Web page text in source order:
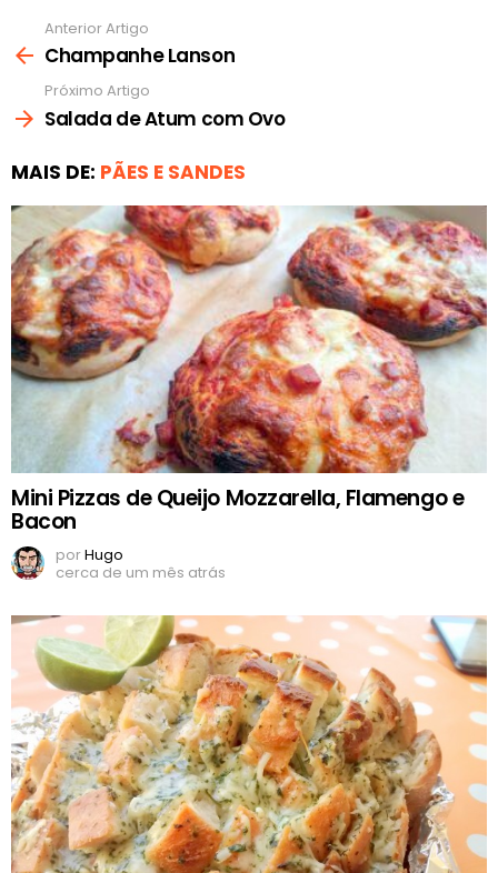
mais
Anterior Artigo
Champanhe Lanson
Próximo Artigo
Salada de Atum com Ovo
MAIS DE: PÃES E SANDES
Mini Pizzas de Queijo Mozzarella, Flamengo e
Bacon
porHugo
cerca de um mês atrás